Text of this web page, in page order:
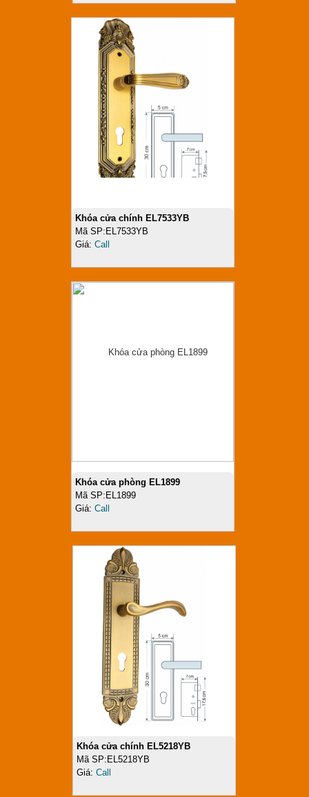
Khóa cửa chính EL7533YB
Mã SP:EL7533YB
Giá: Call
Khóa cửa phòng EL1899
Mã SP:EL1899
Giá: Call
Khóa cửa chính EL5218YB
Mã SP:EL5218YB
Giá:Call